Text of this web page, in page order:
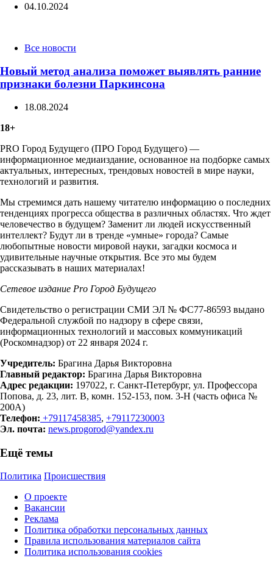
04.10.2024
CategoriesВсе новости
Новый метод анализа поможет выявлять ранние
признаки болезни Паркинсона
18.08.2024
18+
PRO Город Будущего (ПРО Город Будущего) —
информационное медиаиздание, основанное на подборке самых
актуальных, интересных, трендовых новостей в мире науки,
технологий и развития.
Мы стремимся дать нашему читателю информацию о последних
тенденциях прогресса общества в различных областях. Что ждет
человечество в будущем? Заменит ли людей искусственный
интеллект? Будут ли в тренде «умные» города? Самые
любопытные новости мировой науки, загадки космоса и
удивительные научные открытия. Все это мы будем
рассказывать в наших материалах!
Сетевое издание Рrо Город Будущего
Свидетельство о регистрации СМИ ЭЛ № ФС77-86593 выдано
Федеральной службой по надзору в сфере связи,
информационных технологий и массовых коммуникаций
(Роскомнадзор) от 22 января 2024 г.
Учредитель: Брагина Дарья Викторовна
Главный редактор: Брагина Дарья Викторовна
Адрес редакции: 197022, г. Санкт-Петербург, ул. Профессора
Попова, д. 23, лит. В, комн. 152-153, пом. 3-Н (часть офиса №
200А)
Телефон: +79117458385, +79117230003
Эл. почта: news.progorod@yandex.ru
Ещё темы
Политика Происшествия
О проекте
Вакансии
Реклама
Политика обработки персональных данных
Правила использования материалов сайта
Политика использования cookies